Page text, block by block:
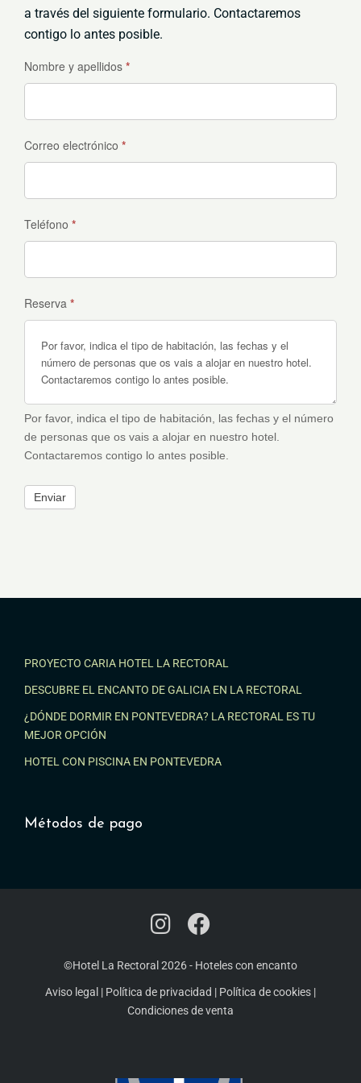
a través del siguiente formulario. Contactaremos
contigo lo antes posible.
Reservas
Nombre y apellidos *
Correo electrónico *
Teléfono *
Reserva *
Por favor, indica el tipo de habitación, las fechas y el número
de personas que os vais a alojar en nuestro hotel.
Contactaremos contigo lo antes posible.
Enviar
PROYECTO CARIA HOTEL LA RECTORAL
DESCUBRE EL ENCANTO DE GALICIA EN LA RECTORAL
¿DÓNDE DORMIR EN PONTEVEDRA? LA RECTORAL ES TU
MEJOR OPCIÓN
HOTEL CON PISCINA EN PONTEVEDRA
Métodos de pago
©Hotel La Rectoral 2026- Hoteles con encanto
Aviso legal | Política de privacidad | Política de cookies |
Condiciones de venta